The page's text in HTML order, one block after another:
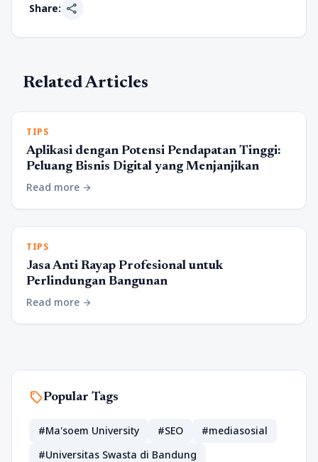
Share: share
Related Articles
TIPS
Aplikasi dengan Potensi Pendapatan Tinggi:
Peluang Bisnis Digital yang Menjanjikan
Read more arrow_forward
TIPS
Jasa Anti Rayap Profesional untuk
Perlindungan Bangunan
Read more arrow_forward
sellPopular Tags
#Ma'soem University #SEO
#mediasosial
#Universitas Swasta di Bandung